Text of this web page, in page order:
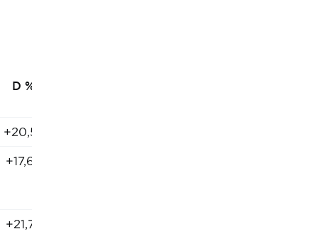
D %
+20,53
+17,62
+21,74